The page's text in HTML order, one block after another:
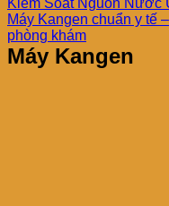
Máy Kangen chuẩn y tế
phòng khám
Máy Kangen